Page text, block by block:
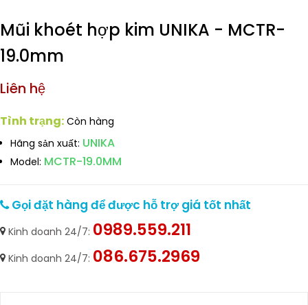
Mũi khoét hợp kim UNIKA - MCTR-
19.0mm
Liên hệ
Tình trạng: Còn hàng
Hãng sản xuất: UNIKA
Model: MCTR-19.0MM
Gọi đặt hàng để được hỗ trợ giá tốt nhất
Kinh doanh 24/7: 0989.559.211
Kinh doanh 24/7: 086.675.2969